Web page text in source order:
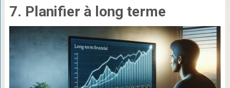
7. Planifier à long terme